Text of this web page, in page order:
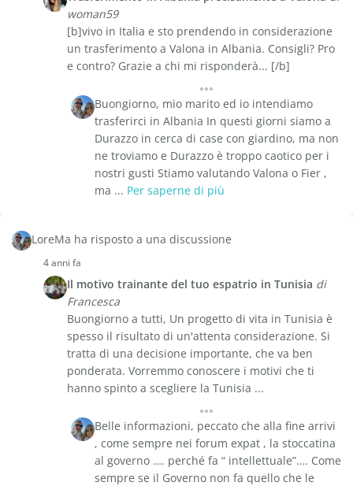
woman59
[b]vivo in Italia e sto prendendo in considerazione
un trasferimento a Valona in Albania. Consigli? Pro
e contro? Grazie a chi mi risponderà... [/b]
Buongiorno, mio marito ed io intendiamo
trasferirci in Albania In questi giorni siamo a
Durazzo in cerca di case con giardino, ma non
ne troviamo e Durazzo è troppo caotico per i
nostri gusti Stiamo valutando Valona o Fier ,
ma ... Per saperne di più
LoreMa ha risposto a una discussione
4 anni fa
Il motivo trainante del tuo espatrio in Tunisia di
Francesca
Buongiorno a tutti, Un progetto di vita in Tunisia è
spesso il risultato di un'attenta considerazione. Si
tratta di una decisione importante, che va ben
ponderata. Vorremmo conoscere i motivi che ti
hanno spinto a scegliere la Tunisia ...
Belle informazioni, peccato che alla fine arrivi
, come sempre nei forum expat , la stoccatina
al governo …. perché fa “ intellettuale”…. Come
sempre se il Governo non fa quello che le